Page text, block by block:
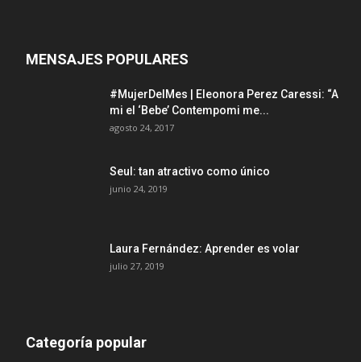
MENSAJES POPULARES
#MujerDelMes | Eleonora Perez Caressi: “A
mi el ‘Bebe’ Contempomi me...
agosto 24, 2017
Seul: tan atractivo como único
junio 24, 2019
Laura Fernández: Aprender es volar
julio 27, 2019
Categoría popular